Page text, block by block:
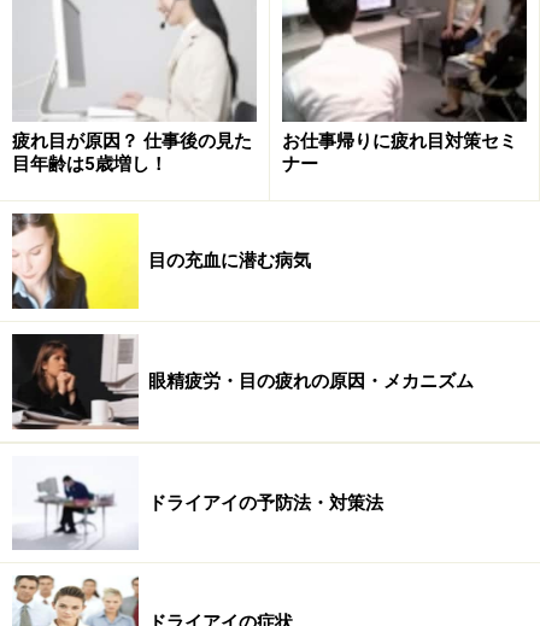
疲れ目が原因？ 仕事後の見た
目年齢は5歳増し！
お仕事帰りに疲れ目対策セミ
ナー
目の充血に潜む病気
眼精疲労・目の疲れの原因・メカニズム
ドライアイの予防法・対策法